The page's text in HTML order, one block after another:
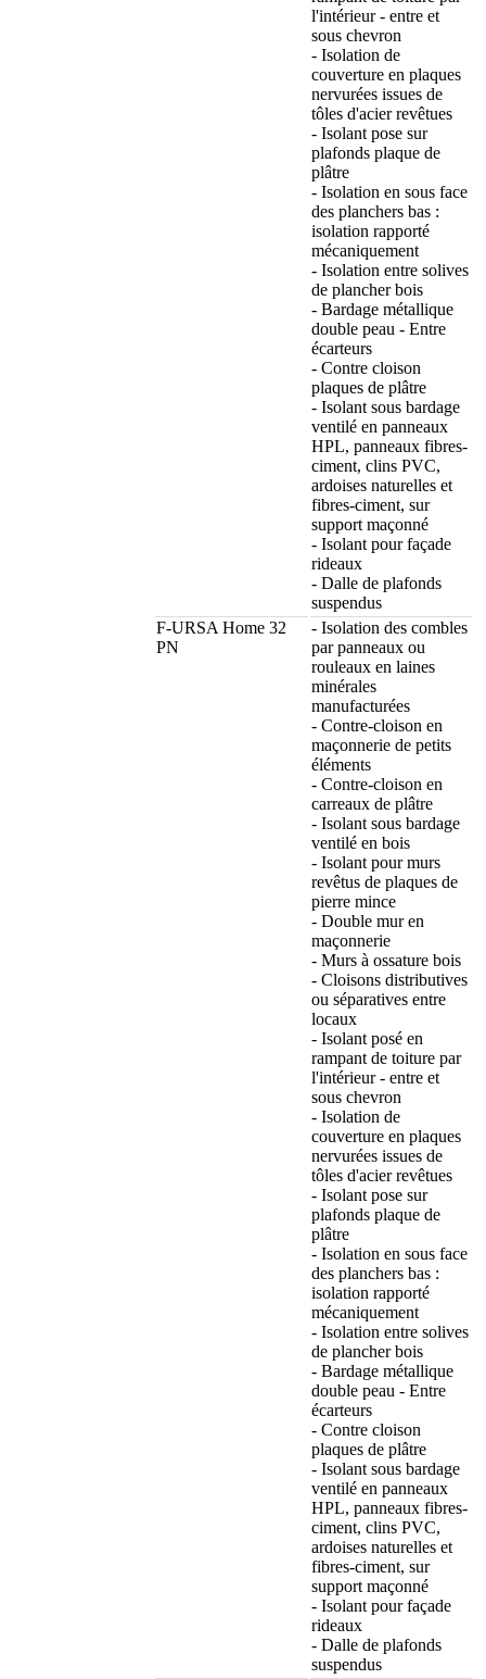
l'intérieur - entre et
sous chevron
- Isolation de
couverture en plaques
nervurées issues de
tôles d'acier revêtues
- Isolant pose sur
plafonds plaque de
plâtre
- Isolation en sous face
des planchers bas :
isolation rapporté
mécaniquement
- Isolation entre solives
de plancher bois
- Bardage métallique
double peau - Entre
écarteurs
- Contre cloison
plaques de plâtre
- Isolant sous bardage
ventilé en panneaux
HPL, panneaux fibres-
ciment, clins PVC,
ardoises naturelles et
fibres-ciment, sur
support maçonné
- Isolant pour façade
rideaux
- Dalle de plafonds
suspendus
F-URSA Home 32
PN
- Isolation des combles
par panneaux ou
rouleaux en laines
minérales
manufacturées
- Contre-cloison en
maçonnerie de petits
éléments
- Contre-cloison en
carreaux de plâtre
- Isolant sous bardage
ventilé en bois
- Isolant pour murs
revêtus de plaques de
pierre mince
- Double mur en
maçonnerie
- Murs à ossature bois
- Cloisons distributives
ou séparatives entre
locaux
- Isolant posé en
rampant de toiture par
l'intérieur - entre et
sous chevron
- Isolation de
couverture en plaques
nervurées issues de
tôles d'acier revêtues
- Isolant pose sur
plafonds plaque de
plâtre
- Isolation en sous face
des planchers bas :
isolation rapporté
mécaniquement
- Isolation entre solives
de plancher bois
- Bardage métallique
double peau - Entre
écarteurs
- Contre cloison
plaques de plâtre
- Isolant sous bardage
ventilé en panneaux
HPL, panneaux fibres-
ciment, clins PVC,
ardoises naturelles et
fibres-ciment, sur
support maçonné
- Isolant pour façade
rideaux
- Dalle de plafonds
suspendus